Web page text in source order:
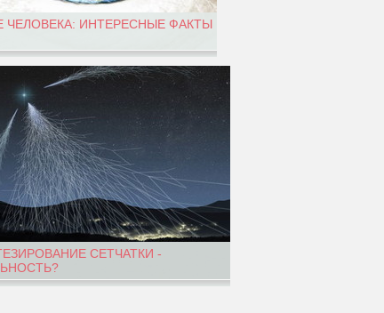
ЧЕЛОВЕКА: ИНТЕРЕСНЫЕ ФАКТЫ
СЕТЧАТКИ -